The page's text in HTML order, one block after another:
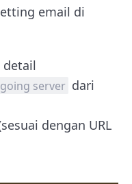
email di
server dari
dengan URL